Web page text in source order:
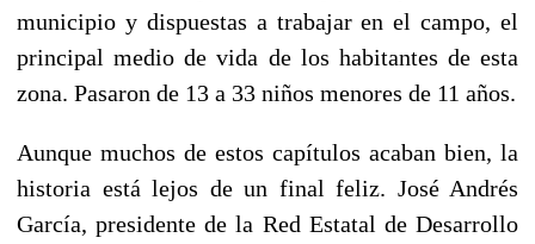
municipio y dispuestas a trabajar en el campo, el
principal medio de vida de los habitantes de esta
zona. Pasaron de 13 a 33 niños menores de 11 años.
Aunque muchos de estos capítulos acaban bien, la
historia está lejos de un final feliz. José Andrés
García, presidente de la Red Estatal de Desarrollo